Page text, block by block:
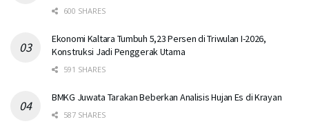
600 SHARES
Ekonomi Kaltara Tumbuh 5,23 Persen di Triwulan I-2026,
Konstruksi Jadi Penggerak Utama
591 SHARES
BMKG Juwata Tarakan Beberkan Analisis Hujan Es di Krayan
587 SHARES